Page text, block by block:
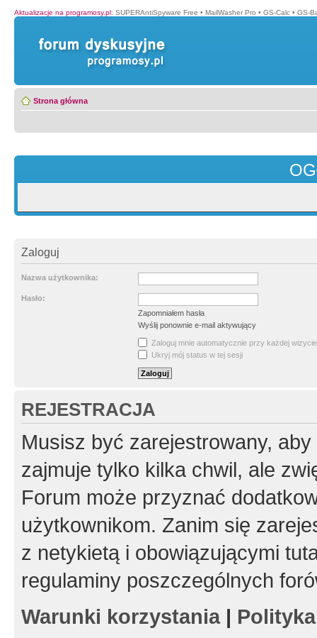
Aktualizacje na programosy.pl: SUPERAntiSpyware Free • MailWasher Pro • GS-Calc • GS-
Strona główna
Zaloguj
Nazwa użytkownika:
Hasło:
Zapomniałem hasła
Wyślij ponownie e-mail aktywujący
Zaloguj mnie automatycznie przy każdej wizycie
Ukryj mój status w tej sesji
REJESTRACJA
Musisz być zarejestrowany,
zajmuje tylko kilka chwil, ale
Forum może przyznać
użytkownikom. Zanim się
z netykietą i obowiązującymi
regulaminy poszczególnych
Warunki korzystania|